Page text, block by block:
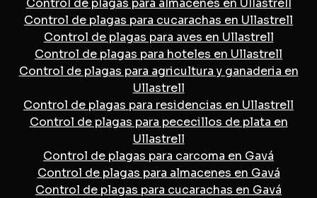
Control de plagas para almacenes en Ullastrell
Control de plagas para cucarachas en Ullastrell
Control de plagas para aves en Ullastrell
Control de plagas para hoteles en Ullastrell
Control de plagas para agricultura y ganaderia en
Ullastrell
Control de plagas para residencias en Ullastrell
Control de plagas para pececillos de plata en
Ullastrell
Control de plagas para carcoma en Gavá
Control de plagas para almacenes en Gavá
Control de plagas para cucarachas en Gavá